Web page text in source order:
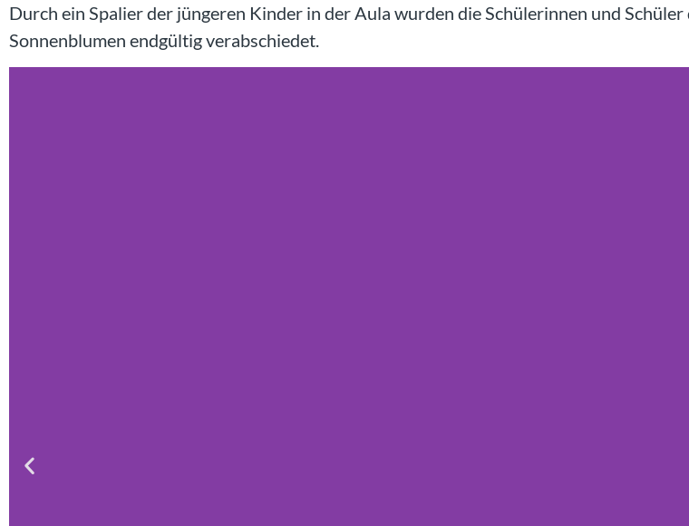
Durch ein Spalier der jüngeren Kinder in der Aula wurden die Schülerinnen und
Sonnenblumen endgültig verabschiedet.